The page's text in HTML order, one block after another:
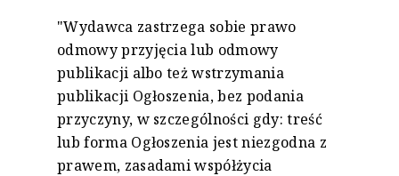
"Wydawca zastrzega sobie prawo
odmowy przyjęcia lub odmowy
publikacji albo też wstrzymania
publikacji Ogłoszenia, bez podania
przyczyny, w szczególności gdy: treść
lub forma Ogłoszenia jest niezgodna z
prawem, zasadami współżycia